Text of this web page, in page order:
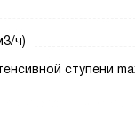
ч)
ступени